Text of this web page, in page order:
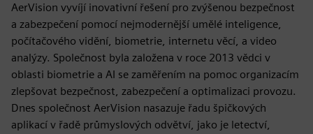
AerVision vyvíjí inovativní řešení pro zvýšenou bezpečnost
a zabezpečení pomocí nejmodernější umělé inteligence,
počítačového vidění, biometrie, internetu věcí, a video
analýzy. Společnost byla založena v roce 2013 vědci v
oblasti biometrie a AI se zaměřením na pomoc organizacím
zlepšovat bezpečnost, zabezpečení a optimalizaci provozu.
Dnes společnost AerVision nasazuje řadu špičkových
aplikací v řadě průmyslových odvětví, jako je letectví,